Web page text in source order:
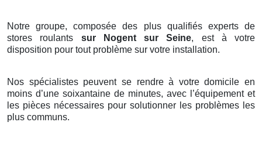
Notre groupe, composée des plus qualifiés experts de
stores roulants sur Nogent sur Seine, est à votre
disposition pour tout problème sur votre installation.
Nos spécialistes peuvent se rendre à votre domicile en
moins d’une soixantaine de minutes, avec l’équipement et
les pièces nécessaires pour solutionner les problèmes les
plus communs.